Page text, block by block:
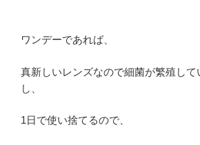
ワンデーであれば、
真新しいレンズなので細菌が繁殖して
し、
1日で使い捨てるので、